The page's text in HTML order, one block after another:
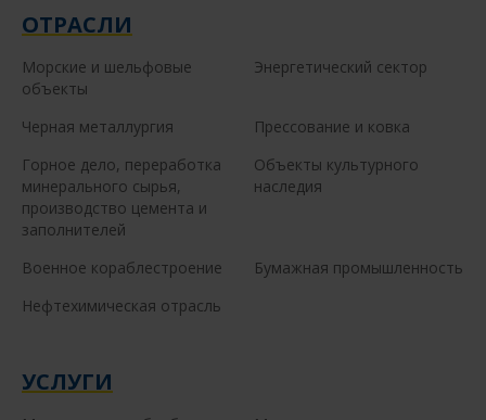
ОТРАСЛИ
Морские и шельфовые
объекты
Энергетический сектор
Черная металлургия
Прессование и ковка
Горное дело, переработка
минерального сырья,
производство цемента и
заполнителей
Объекты культурного
наследия
Военное кораблестроение
Бумажная промышленность
Нефтехимическая отрасль
УСЛУГИ